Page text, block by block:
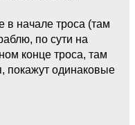
начале троса (там
по сути на
конце троса, там
покажут одинаковые